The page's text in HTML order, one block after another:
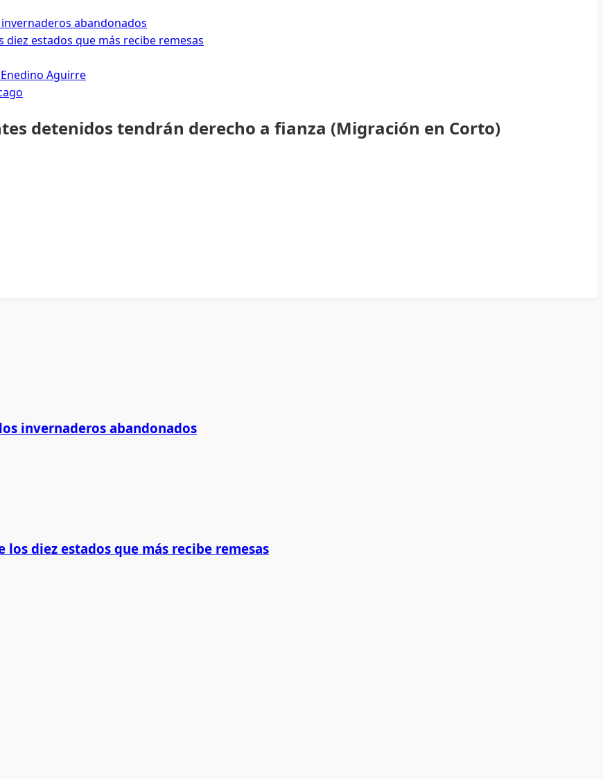
abandonados
estados que más recibe remesas
Aguirre
detenidos tendrán derecho a fianza (Migración en Corto)
invernaderos abandonados
diez estados que más recibe remesas